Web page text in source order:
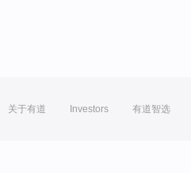
关于有道 Investors 有道智选